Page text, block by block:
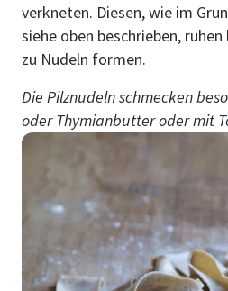
verkneten. Diesen, wie im
siehe oben beschrieben,
zu Nudeln formen.
Die Pilznudeln schmecken
oder Thymianbutter oder mit